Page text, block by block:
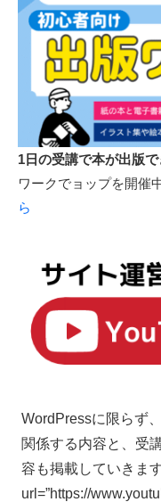
1日の受講で本が出版で
ワークでョップを開催
ら
WordPressに限らず、
関係する内容と、受
容も掲載していきま
url=”https://